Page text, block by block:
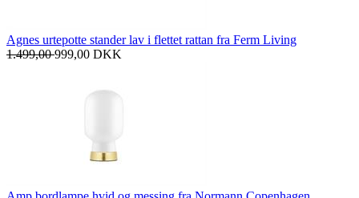
Agnes urtepotte stander lav i flettet rattan fra Ferm Living
1.499,00999,00 DKK